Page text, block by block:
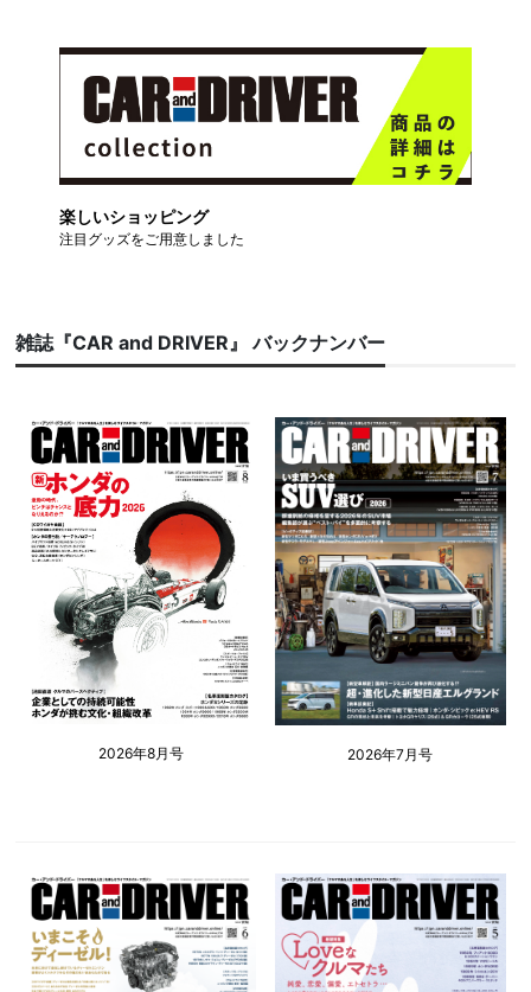
楽しいショッピング
注目グッズをご用意しました
雑誌『CAR and DRIVER』 バックナンバー
2026年8月号 2026年7月号